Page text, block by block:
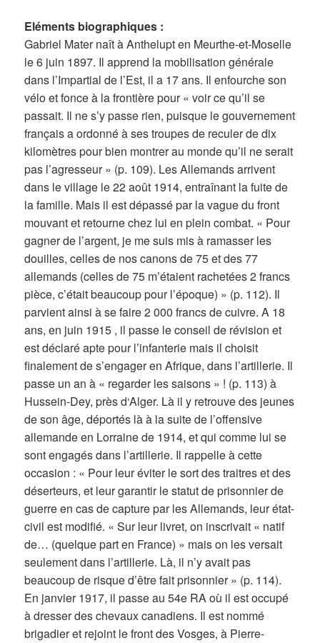
Eléments biographiques :
Gabriel Mater naît à Anthelupt en Meurthe-et-Moselle
le 6 juin 1897. Il apprend la mobilisation générale
dans l’Impartial de l’Est, il a 17 ans. Il enfourche son
vélo et fonce à la frontière pour « voir ce qu’il se
passait. Il ne s’y passe rien, puisque le gouvernement
français a ordonné à ses troupes de reculer de dix
kilomètres pour bien montrer au monde qu’il ne serait
pas l’agresseur » (p. 109). Les Allemands arrivent
dans le village le 22 août 1914, entraînant la fuite de
la famille. Mais il est dépassé par la vague du front
mouvant et retourne chez lui en plein combat. « Pour
gagner de l’argent, je me suis mis à ramasser les
douilles, celles de nos canons de 75 et des 77
allemands (celles de 75 m’étaient rachetées 2 francs
pièce, c’était beaucoup pour l’époque) » (p. 112). Il
parvient ainsi à se faire 2 000 francs de cuivre. A 18
ans, en juin 1915 , il passe le conseil de révision et
est déclaré apte pour l’infanterie mais il choisit
finalement de s’engager en Afrique, dans l’artillerie. Il
passe un an à « regarder les saisons » ! (p. 113) à
Hussein-Dey, près d‘Alger. Là il y retrouve des jeunes
de son âge, déportés là à la suite de l’offensive
allemande en Lorraine de 1914, et qui comme lui se
sont engagés dans l’artillerie. Il rappelle à cette
occasion : « Pour leur éviter le sort des traitres et des
déserteurs, et leur garantir le statut de prisonnier de
guerre en cas de capture par les Allemands, leur état-
civil est modifié. « Sur leur livret, on inscrivait « natif
de… (quelque part en France) » mais on les versait
seulement dans l’artillerie. Là, il n’y avait pas
beaucoup de risque d’être fait prisonnier » (p. 114).
En janvier 1917, il passe au 54e RA où il est occupé
à dresser des chevaux canadiens. Il est nommé
brigadier et rejoint le front des Vosges, à Pierre-